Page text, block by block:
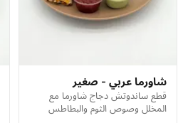
شاورما عربي - صغير
قطع ساندوتش دجاج شاورما مع
المخلل وصوص الثوم والبطاطس